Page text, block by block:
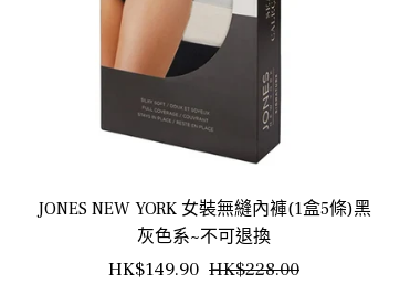
JONES NEW YORK 女裝無縫內褲(1盒5條)黑
灰色系~不可退換
正
HK$149.90 HK$228.00銷